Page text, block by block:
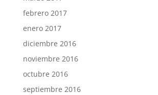
febrero 2017
enero 2017
diciembre 2016
noviembre 2016
octubre 2016
septiembre 2016